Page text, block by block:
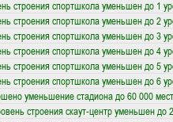
строения спортшкола уменьшен до 1
строения спортшкола уменьшен до 2
строения спортшкола уменьшен до 3
строения спортшкола уменьшен до 4
строения спортшкола уменьшен до 5
строения спортшкола уменьшен до 6
уменьшение стадиона до 60 000 мест
строения скаут-центр уменьшен до